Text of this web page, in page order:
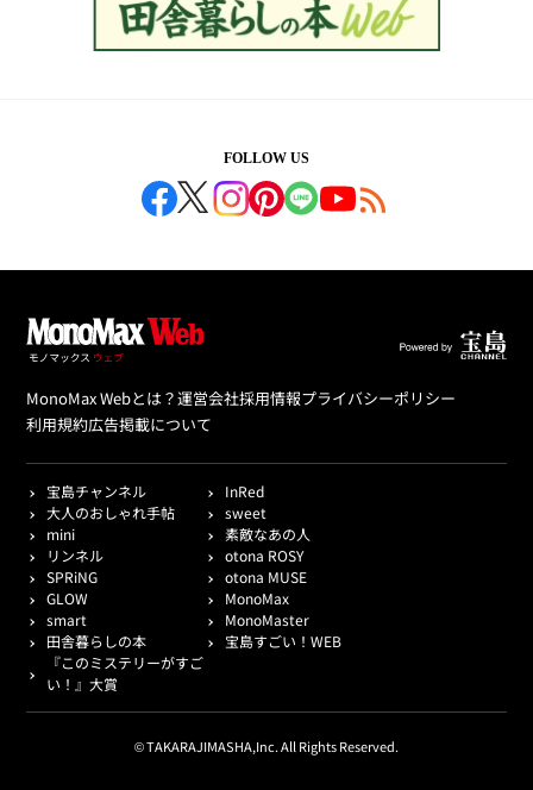
FOLLOW US
MonoMax Webとは？運営会社採用情報プライバシーポリシー
利用規約広告掲載について
宝島チャンネル
InRed
大人のおしゃれ手帖
sweet
mini
素敵なあの人
リンネル
otona ROSY
SPRiNG
otona MUSE
GLOW
MonoMax
smart
MonoMaster
田舎暮らしの本
宝島すごい！WEB
『このミステリーがすご
い！』大賞
© TAKARAJIMASHA,Inc. All Rights Reserved.